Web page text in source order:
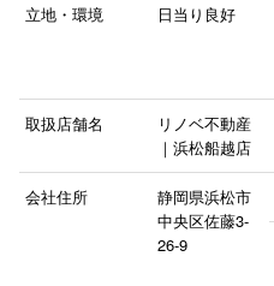
立地・環境 日当り良好
取扱店舗名
リノベ不動産
｜浜松船越店
会社住所
静岡県浜松市
中央区佐藤3-
26-9